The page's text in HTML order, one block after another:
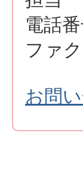
電話
ファ
お問